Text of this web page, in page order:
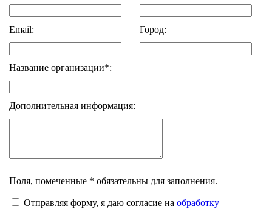
Email: Город:
Название организации*:
Дополнительная информация:
Поля, помеченные * обязательны для заполнения.
Отправляя форму, я даю согласие на обработку